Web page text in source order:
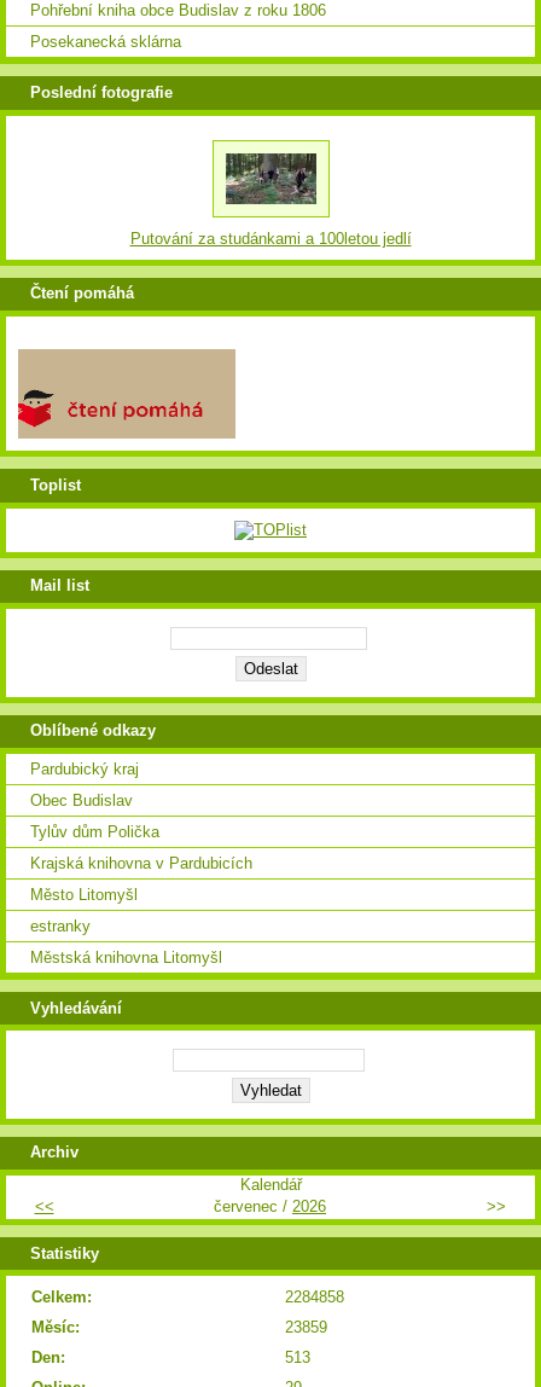
Pohřební kniha obce Budislav z roku 1806
Posekanecká sklárna
Poslední fotografie
Putování za studánkami a 100letou jedlí
Čtení pomáhá
Toplist
Mail list
Oblíbené odkazy
Pardubický kraj
Obec Budislav
Tylův dům Polička
Krajská knihovna v Pardubicích
Město Litomyšl
estranky
Městská knihovna Litomyšl
Vyhledávání
Archiv
Kalendář
<<
červenec / 2026 >>
Statistiky
Celkem:
2284858
Měsíc:
23859
Den:
513